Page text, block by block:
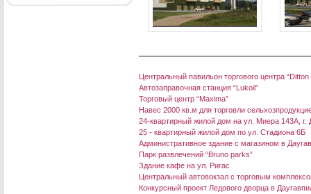
Центральный павильон торгового центра “Ditton
Автозаправочная станция “Lukoil”
Торговый центр “Maxima”
Навес 2000 кв.м для торговли
24-квартирный жилой дом на ул. Миера 143А, г.
25 - квартирный жилой дом по ул. Стадиона 6Б
Административное здание с магазином в
Парк развлечений “Bruno parks”
Здание кафе на ул. Ригас
Центральный автовокзал с торговым
Конкурсный проект Ледового дворца в